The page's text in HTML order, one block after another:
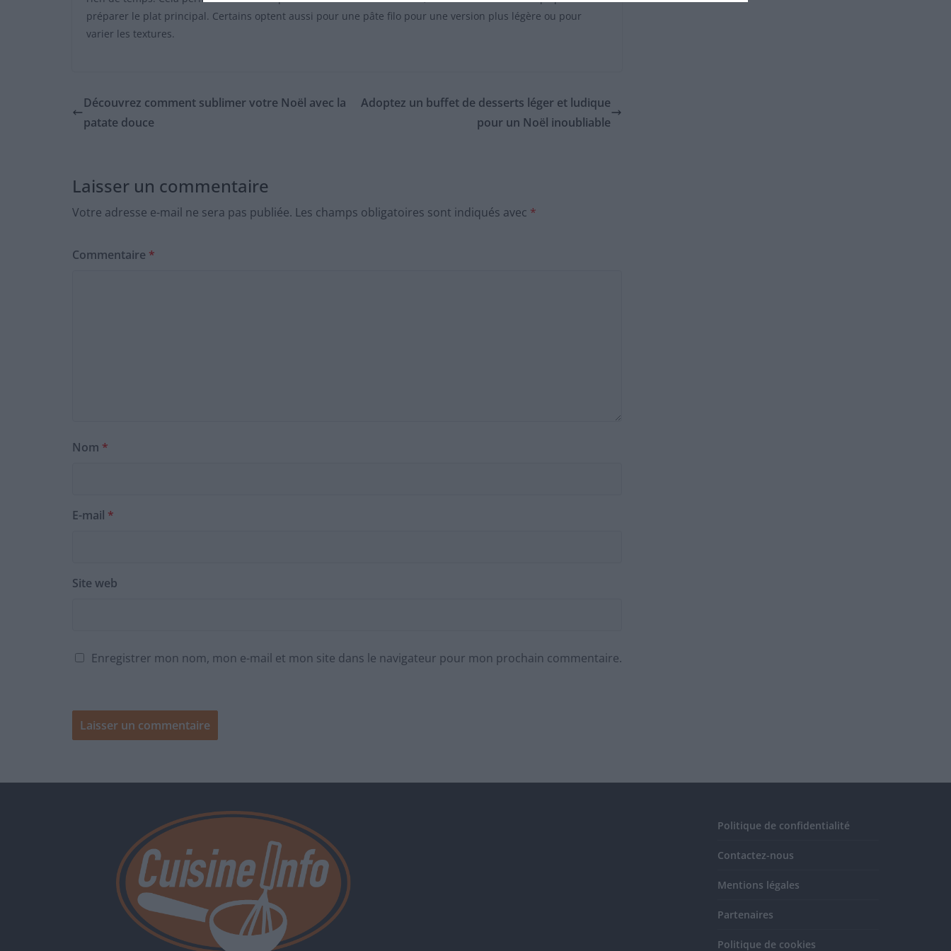
préparer le plat principal. Certains optent aussi pour une pâte filo pour une version plus légère ou pour
varier les textures.
Découvrez comment sublimer votre Noël avec la
patate douce
Adoptez un buffet de desserts léger et ludique
pour un Noël inoubliable
Laisser un commentaire
Votre adresse e-mail ne sera pas publiée. Les champs obligatoires sont indiqués avec *
Commentaire *
Nom *
E-mail *
Site web
Enregistrer mon nom, mon e-mail et mon site dans le navigateur pour mon prochain commentaire.
Politique de confidentialité
Contactez-nous
Mentions légales
Partenaires
Politique de cookies